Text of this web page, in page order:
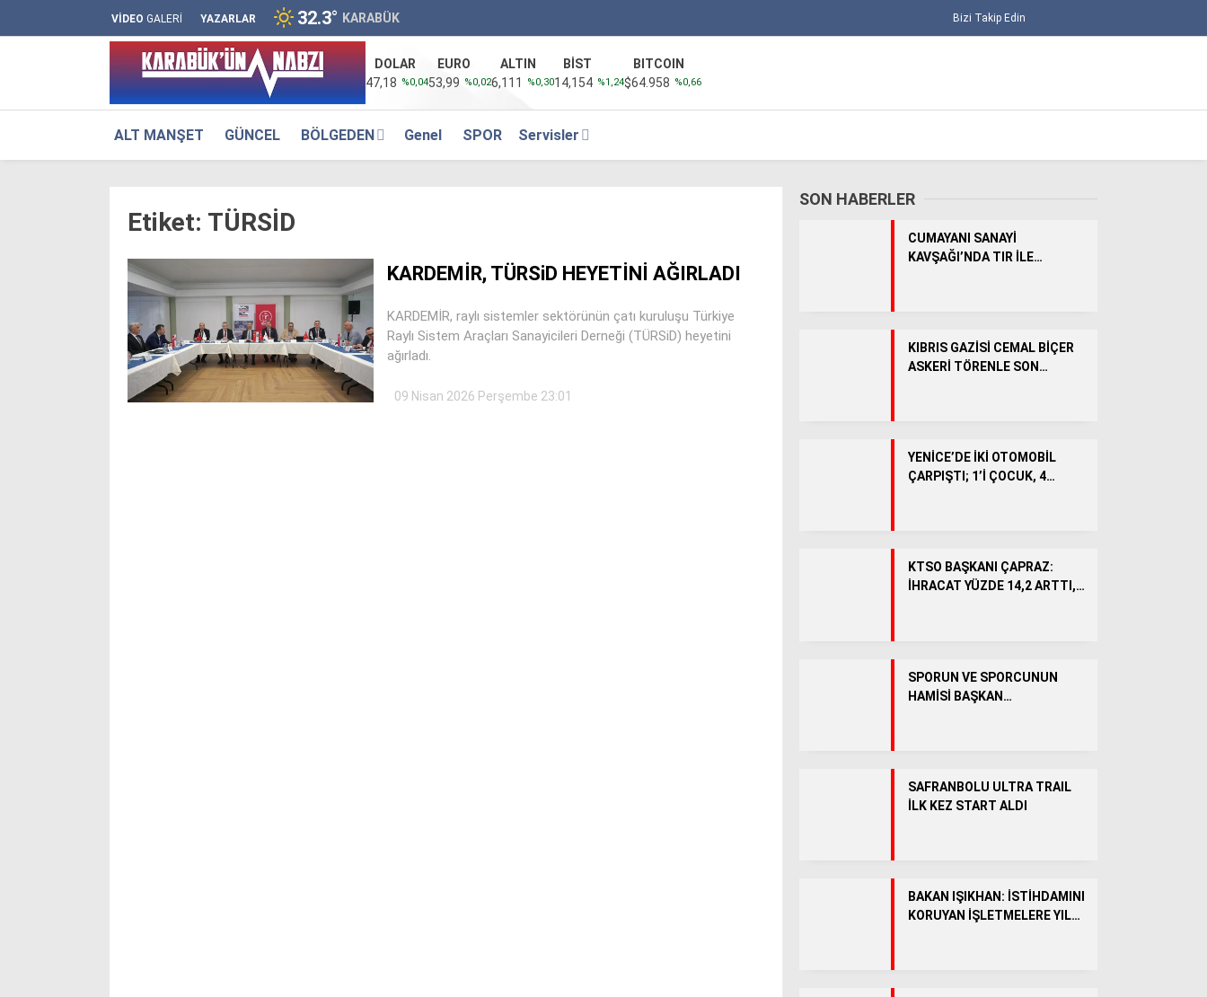
GÜNCEL
SPOR
WhatsApp İhbar Hattı
VİDEO GALERİ YAZARLAR 32.3° KARABÜK Bizi Takip Edin
DOLAR
47,18 %0,04
EURO
53,99 %0,02
ALTIN
6,111
%0,30
BİST
14,154 %1,24
BITCOIN
$64.958 %0,66
ALT MANŞET GÜNCEL BÖLGEDEN Genel SPOR Servisler
Etiket: TÜRSİD
KARDEMİR, TÜRSiD HEYETİNİ AĞIRLADI
KARDEMİR, raylı sistemler sektörünün çatı kuruluşu Türkiye
Raylı Sistem Araçları Sanayicileri Derneği (TÜRSiD) heyetini
ağırladı.
09 Nisan 2026 Perşembe 23:01
SON HABERLER
CUMAYANI SANAYİ
KAVŞAĞI’NDA TIR İLE
KIBRIS GAZİSİ CEMAL BİÇER
ASKERİ TÖRENLE SON
YENİCE’DE İKİ OTOMOBİL
ÇARPIŞTI; 1’İ ÇOCUK, 4
KTSO BAŞKANI ÇAPRAZ:
İHRACAT YÜZDE 14,2 ARTTI,
SPORUN VE SPORCUNUN
HAMİSİ BAŞKAN
SAFRANBOLU ULTRA TRAIL
İLK KEZ START ALDI
BAKAN IŞIKHAN: İSTİHDAMINI
KORUYAN İŞLETMELERE YIL